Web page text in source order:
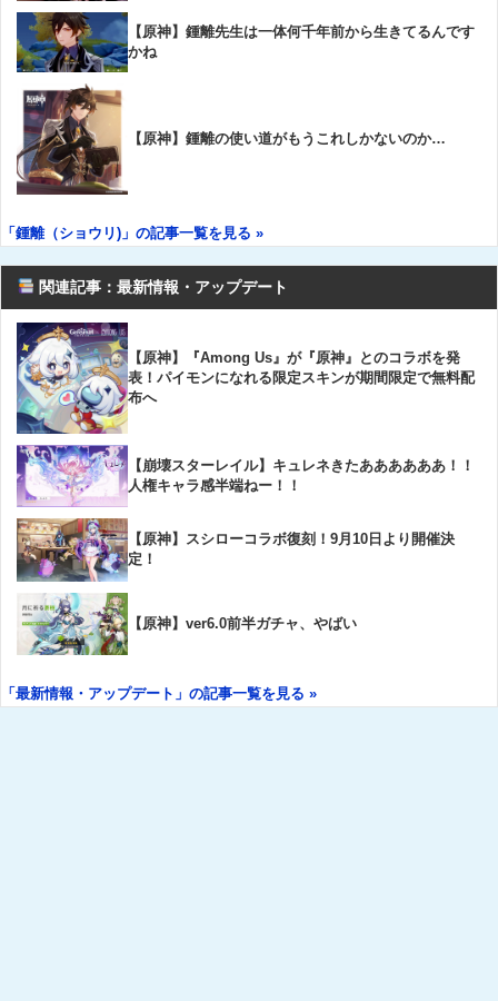
【原神】鍾離先生は一体何千年前から生きてるんです
かね
【原神】鍾離の使い道がもうこれしかないのか…
「鍾離（ショウリ)」の記事一覧を見る »
関連記事：最新情報・アップデート
【原神】『Among Us』が『原神』とのコラボを発
表！パイモンになれる限定スキンが期間限定で無料配
布へ
【崩壊スターレイル】キュレネきたああああああ！！
人権キャラ感半端ねー！！
【原神】スシローコラボ復刻！9月10日より開催決
定！
【原神】ver6.0前半ガチャ、やばい
「最新情報・アップデート」の記事一覧を見る »